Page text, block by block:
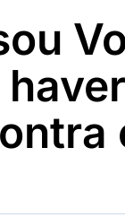
White Label
Plataforma para
conteúdos
personalizados